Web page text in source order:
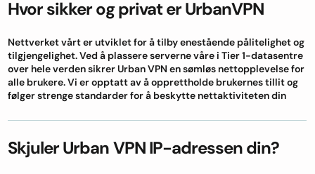
Hvor sikker og privat er UrbanVPN
Nettverket vårt er utviklet for å tilby enestående pålitelighet og
tilgjengelighet. Ved å plassere serverne våre i Tier 1-datasentre
over hele verden sikrer Urban VPN en sømløs nettopplevelse for
alle brukere. Vi er opptatt av å opprettholde brukernes tillit og
følger strenge standarder for å beskytte nettaktiviteten din
Skjuler Urban VPN IP-adressen din?